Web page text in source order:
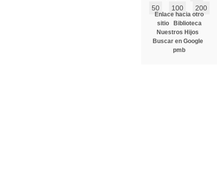
50
100 200
Enlace hacia otro
sitio
Biblioteca
Nuestros Hijos
Buscar en Google
pmb